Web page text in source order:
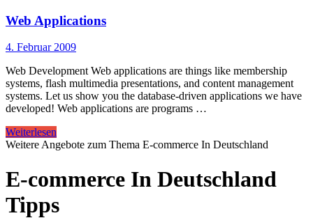
Web Applications
4. Februar 2009
Web Development Web applications are things like membership
systems, flash multimedia presentations, and content management
systems. Let us show you the database-driven applications we have
developed! Web applications are programs …
Weiterlesen
Weitere Angebote zum Thema E-commerce In Deutschland
E-commerce In Deutschland
Tipps